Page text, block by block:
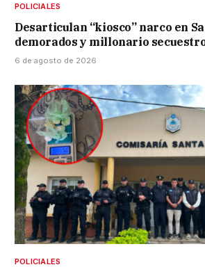
POLICIALES
Desarticulan “kiosco” narco en
demorados y millonario
6 de agosto de 2026
POLICIALES